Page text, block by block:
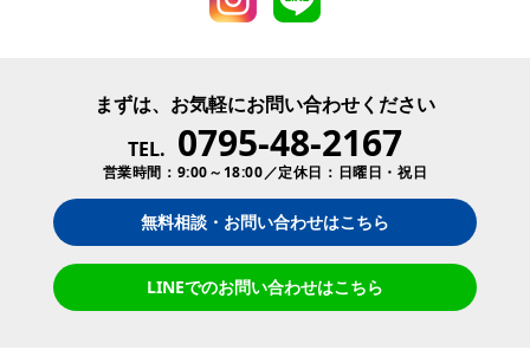
まずは、お気軽にお問い合わせください
TEL. 0795-48-2167
営業時間：9:00～18:00／定休日：日曜日・祝日
無料相談・お問い合わせはこちら
LINEでのお問い合わせはこちら